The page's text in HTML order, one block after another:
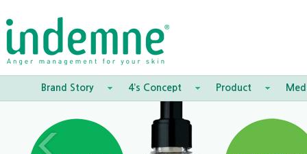
Brand Story 4’s Concept Product